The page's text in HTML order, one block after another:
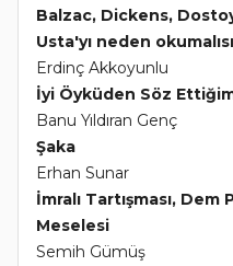
Balzac, Dickens,
Usta'yı neden
Erdinç Akkoyunlu
İyi Öyküden Söz
Banu Yıldıran Genç
Şaka
Erhan Sunar
İmralı Tartışması,
Meselesi
Semih Gümüş